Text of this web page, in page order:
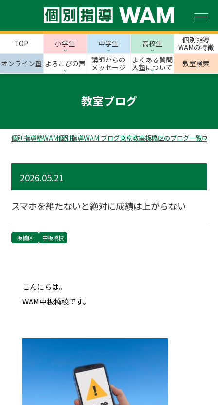
TOP 小学生 中学生 高校生
個別指導
WAMの特徴
オンライン塾 よろこびの声
講師からの
メッセージ
よくある質問
入塾について
教室検索
教室ブログ
個別指導塾WAM個別指導WAM ブログ東京教室板橋区のブログ一覧中板
2026.05.21
スマホを絶たないと絶対に成績は上がらない
板橋区 中板橋校
こんにちは。
WAM中板橋校です。